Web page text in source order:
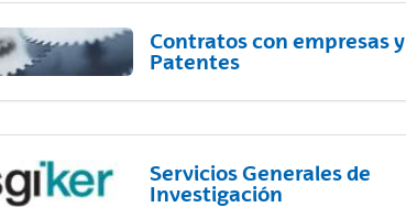
Contratos con empresas y
Patentes
Servicios Generales de
Investigación